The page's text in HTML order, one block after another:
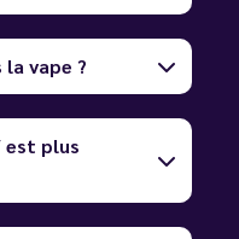
la vape ?
est plus